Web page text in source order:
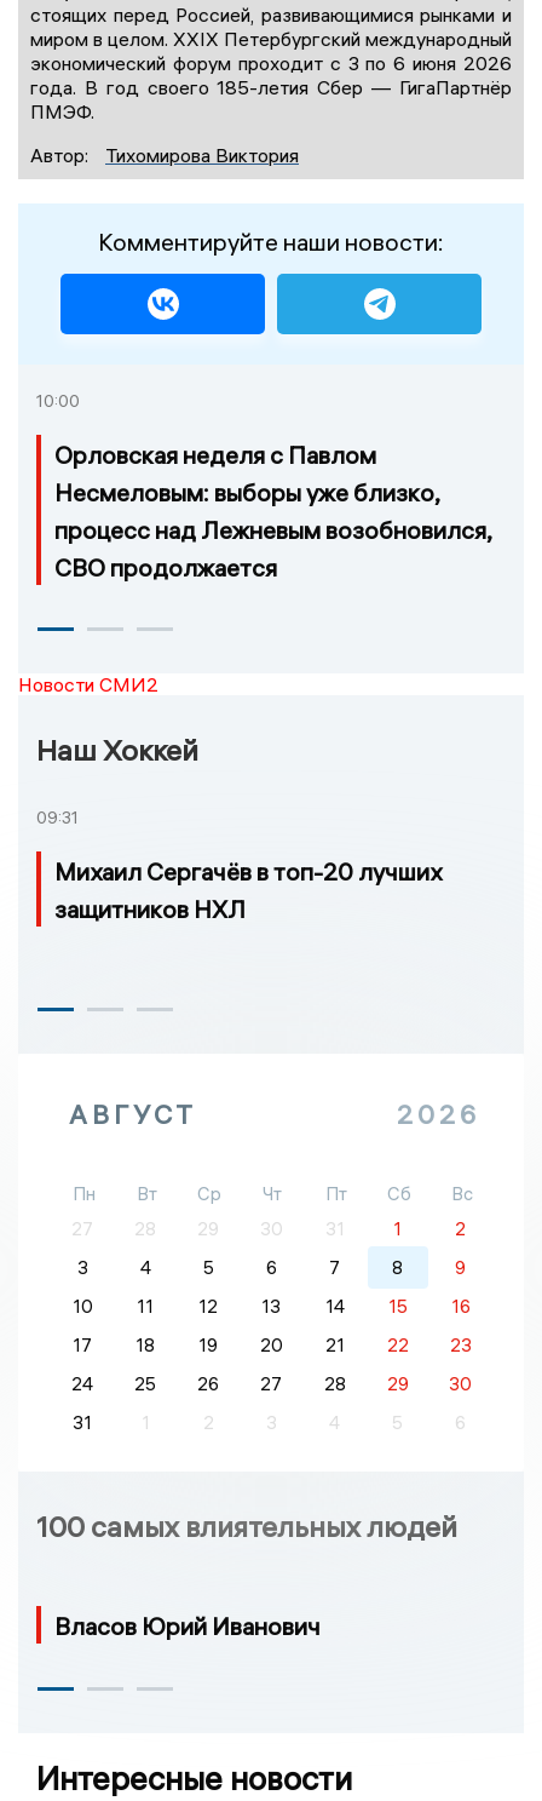
стоящих перед Россией, развивающимися рынками и
миром в целом. XXIX Петербургский международный
экономический форум проходит с 3 по 6 июня 2026
года. В год своего 185-летия Сбер — ГигаПартнёр
ПМЭФ.
Автор:
Тихомирова Виктория
Комментируйте наши новости:
10:00
Орловская неделя с Павлом
Несмеловым: выборы уже близко,
процесс над Лежневым возобновился,
СВО продолжается
Новости СМИ2
Наш Хоккей
09:31
Михаил Сергачёв в топ-20 лучших
защитников НХЛ
АВГУСТ 2026
Пн Вт Ср Чт Пт Сб
Вс
27
28 29 30 31 1
2
3
4 5 6 7 8
9
10
11 12 13 14 15
16
17
18 19 20 21 22
23
24
25 26 27 28 29
30
31
1 2 3 4 5 6
100 самых влиятельных людей
Власов Юрий Иванович
Интересные новости